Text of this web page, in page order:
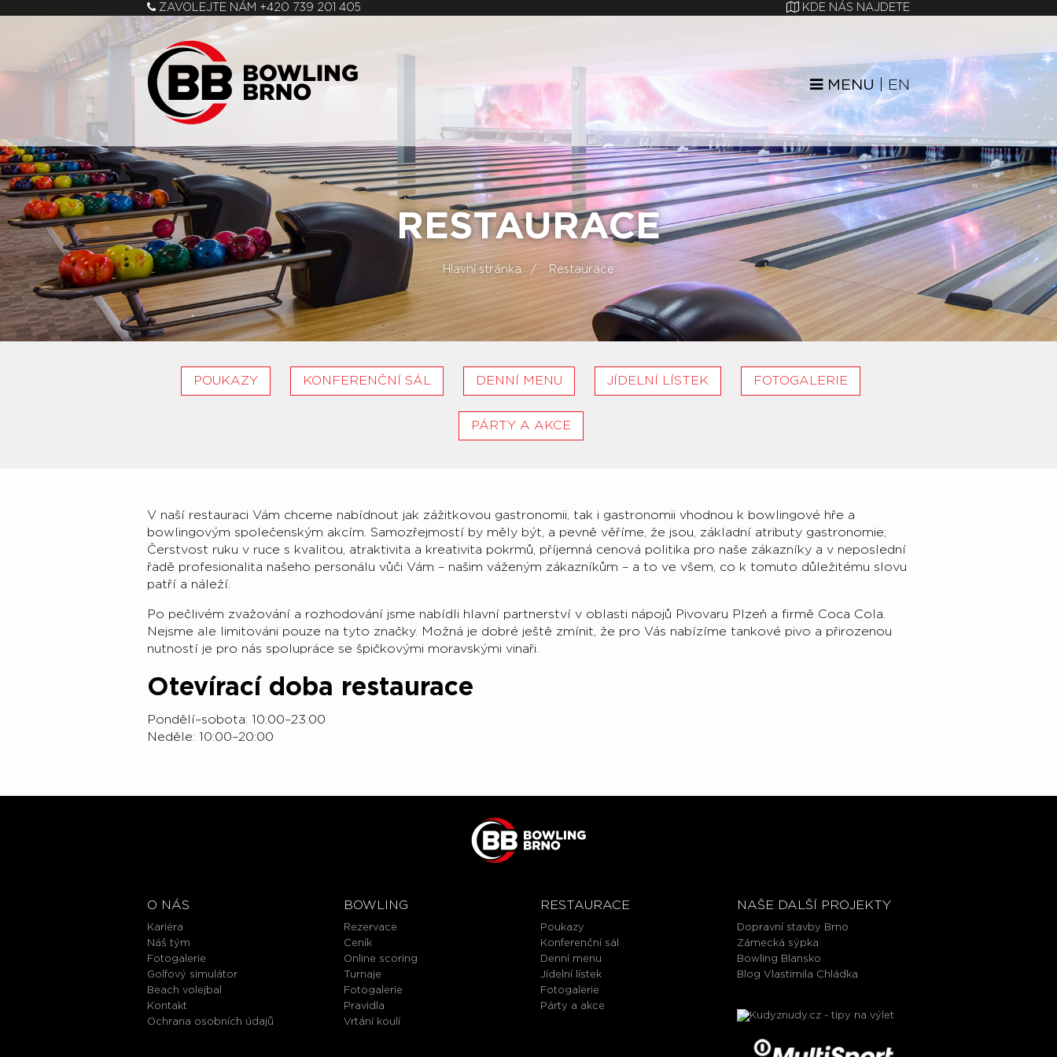
ZAVOLEJTE NÁM +420 739 201 405 KDE NÁS NAJDETE
MENU | EN
RESTAURACE
Hlavní stránka Restaurace
POUKAZY KONFERENČNÍ SÁL DENNÍ MENU JÍDELNÍ LÍSTEK FOTOGALERIE
PÁRTY A AKCE
V naší restauraci Vám chceme nabídnout jak zážitkovou gastronomii, tak i gastronomii vhodnou k bowlingové hře a
bowlingovým společenským akcím. Samozřejmostí by měly být, a pevně věříme, že jsou, základní atributy gastronomie;
Čerstvost ruku v ruce s kvalitou, atraktivita a kreativita pokrmů, příjemná cenová politika pro naše zákazníky a v neposlední
řadě profesionalita našeho personálu vůči Vám – našim váženým zákazníkům – a to ve všem, co k tomuto důležitému slovu
patří a náleží.
Po pečlivém zvažování a rozhodování jsme nabídli hlavní partnerství v oblasti nápojů Pivovaru Plzeň a firmě Coca Cola.
Nejsme ale limitováni pouze na tyto značky. Možná je dobré ještě zmínit, že pro Vás nabízíme tankové pivo a přirozenou
nutností je pro nás spolupráce se špičkovými moravskými vinaři.
Otevírací doba restaurace
Pondělí–sobota: 10:00–23:00
Neděle: 10:00–20:00
O NÁS
Kariéra
Náš tým
Fotogalerie
Golfový simulátor
Beach volejbal
Kontakt
Ochrana osobních údajů
BOWLING
Rezervace
Ceník
Online scoring
Turnaje
Fotogalerie
Pravidla
Vrtání koulí
RESTAURACE
Poukazy
Konferenční sál
Denní menu
Jídelní lístek
Fotogalerie
Párty a akce
NAŠE DALŠÍ PROJEKTY
Dopravní stavby Brno
Zámecká sýpka
Bowling Blansko
Blog Vlastimila Chládka